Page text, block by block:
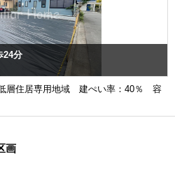
24分
層住居専用地域 建ぺい率：40％ 容
画